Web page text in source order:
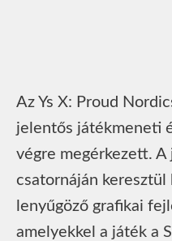
Az Ys X: Proud
jelentős játékmeneti
végre megérkezett. A
csatornáján
lenyűgöző grafikai
amelyekkel a játék a